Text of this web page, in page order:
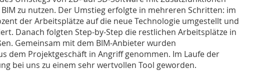
zu nutzen. Der Umstieg erfolgte in mehreren Schritten: im
der Arbeitsplätze auf die neue Technologie umgestellt und
Danach folgten Step-by-Step die restlichen Arbeitsplätze in
Gemeinsam mit dem BIM-Anbieter wurden
dem Projektgeschäft in Angriff genommen. Im Laufe der
bei uns zu einem sehr wertvollen Tool geworden.